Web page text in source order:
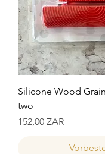
Silicone Wood
two
Preis
152,00 ZAR